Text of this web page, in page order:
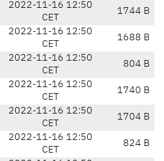
2022-11-16 12:50
CET
1744 B
2022-11-16 12:50
CET
1688 B
2022-11-16 12:50
CET
804 B
2022-11-16 12:50
CET
1740 B
2022-11-16 12:50
CET
1704 B
2022-11-16 12:50
CET
824 B